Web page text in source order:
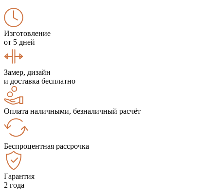
Изготовление
от 5 дней
Замер, дизайн
и доставка бесплатно
Оплата наличными, безналичный расчёт
Беспроцентная рассрочка
Гарантия
2 года